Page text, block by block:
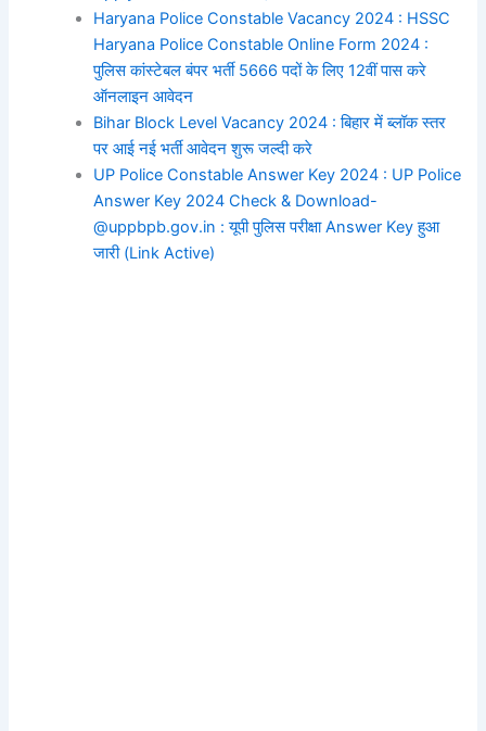
Haryana Police Constable Vacancy 2024 : HSSC
Haryana Police Constable Online Form 2024 :
पुलिस कांस्टेबल बंपर भर्ती 5666 पदों के लिए 12वीं पास करे
ऑनलाइन आवेदन
Bihar Block Level Vacancy 2024 : बिहार में ब्लॉक स्तर
पर आई नई भर्ती आवेदन शुरू जल्दी करे
UP Police Constable Answer Key 2024 : UP Police
Answer Key 2024 Check & Download-
@uppbpb.gov.in : यूपी पुलिस परीक्षा Answer Key हुआ
जारी (Link Active)